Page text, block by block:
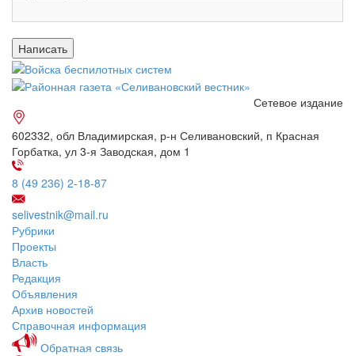
Сетевое издание
602332, обл Владимирская, р-н Селивановский, п Красная
Горбатка, ул 3-я Заводская, дом 1
8 (49 236) 2-18-87
selivestnik@mail.ru
Рубрики
Проекты
Власть
Редакция
Объявления
Архив новостей
Справочная информация
Обратная связь